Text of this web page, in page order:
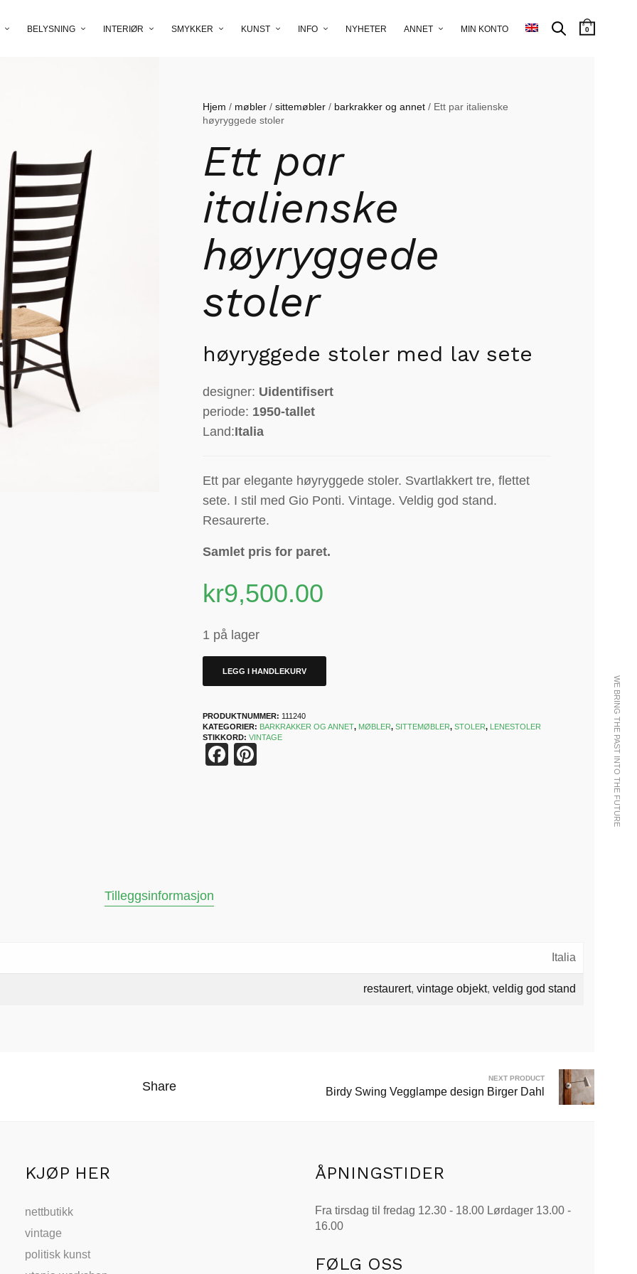
BELYSNING INTERIØR SMYKKER KUNST INFO NYHETER ANNET MIN KONTO 0
WE BRING THE PAST INTO THE FUTURE
Hjem / møbler /sittemøbler / barkrakker og annet / Ett par italienske
høyryggede stoler
Ett par
italienske
høyryggede
stoler
høyryggede stoler med lav sete
designer: Uidentifisert
periode: 1950-tallet
Land:Italia
Ett par elegante høyryggede stoler. Svartlakkert tre, flettet
sete. I stil med Gio Ponti. Vintage. Veldig god stand.
Resaurerte.
Samlet pris for paret.
kr9,500.00
1 på lager
LEGG I HANDLEKURV
PRODUKTNUMMER: 111240
KATEGORIER: BARKRAKKER OG ANNET, MØBLER,SITTEMØBLER,STOLER, LENESTOLER
STIKKORD:VINTAGE
Facebook
Tilleggsinformasjon
Italia
restaurert, vintage objekt, veldig god stand
Share
NEXT PRODUCT
Birdy Swing Vegglampe design Birger Dahl
KJØP HER
nettbutikk
vintage
politisk kunst
ÅPNINGSTIDER
Fra tirsdag til fredag 12.30 - 18.00 Lørdager 13.00 -
16.00
FØLG OSS